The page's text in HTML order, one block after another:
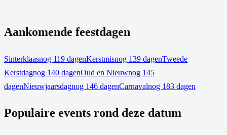
Aankomende feestdagen
Sinterklaasnog 119 dagenKerstmisnog 139 dagenTweede
Kerstdagnog 140 dagenOud en Nieuwnog 145
dagenNieuwjaarsdagnog 146 dagenCarnavalnog 183 dagen
Populaire events rond deze datum